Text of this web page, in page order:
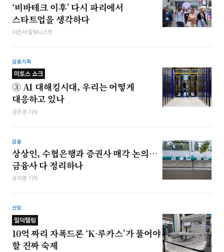
‘비바테크 이후’ 다시 파리에서
스타트업을 생각하다
이은서 칼럼니스트
심층기획
미토스 쇼크
③ AI 대해킹시대, 우리는 어떻게
대응하고 있나
강은경 기자
금융
상상인, 수협은행과 증권사 매각 논의…
금융사 다 정리하나
심지영 기자
산업
밀덕텔링
10억 짜리 자폭드론 ‘K-루카스’가 풀어야
할 진짜 숙제